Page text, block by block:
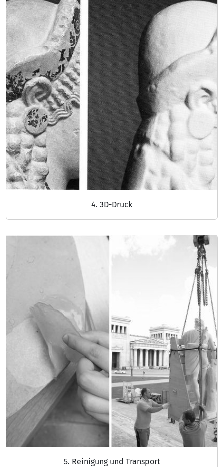
4. 3D-Druck
5. Reinigung und Transport